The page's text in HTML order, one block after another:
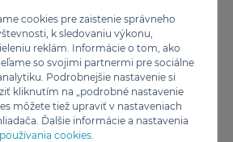
cookies pre zaistenie správneho
k sledovaniu výkonu,
reklám. Informácie o tom, ako
so svojimi partnermi pre sociálne
Podrobnejšie nastavenie si
kliknutím na „podrobné nastavenie
môžete tiež upraviť v nastaveniach
Ďalšie informácie a nastavenia
cookies.